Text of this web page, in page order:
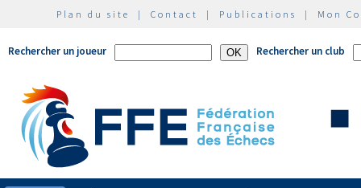
Plan du site | Contact | Publications | Mon
Rechercher un joueur Rechercher un club